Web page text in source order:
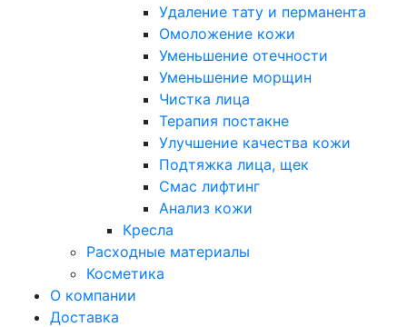
Удаление тату и перманента
Омоложение кожи
Уменьшение отечности
Уменьшение морщин
Чистка лица
Терапия постакне
Улучшение качества кожи
Подтяжка лица, щек
Смас лифтинг
Анализ кожи
Кресла
Расходные материалы
Косметика
О компании
Доставка